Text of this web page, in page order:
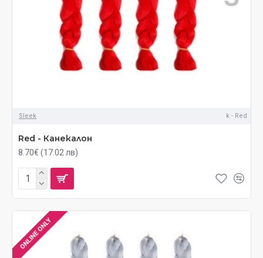
Sleek k - Red
Red - Канекалон
8.70€ (17.02 лв)
ONLINE ONLY